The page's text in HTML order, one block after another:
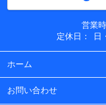
営業
定休日：
日
ホーム
お問い合わせ